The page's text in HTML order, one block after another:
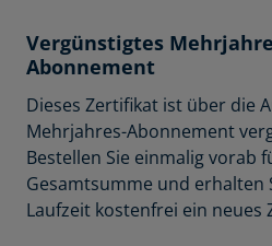
Vergünstigtes
Abonnement
Dieses Zertifikat ist über die
Mehrjahres-Abonnement
Bestellen Sie einmalig vorab
Gesamtsumme und erhalten
Laufzeit kostenfrei ein neues